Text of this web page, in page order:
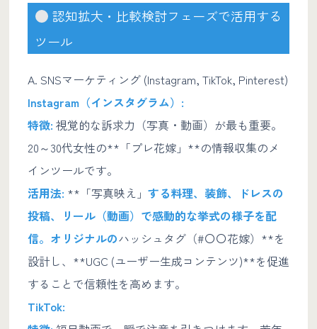
認知拡大・比較検討フェーズで活用する
ツール
A. SNSマーケティング (Instagram, TikTok, Pinterest)
Instagram（インスタグラム）:
特徴: 視覚的な訴求力（写真・動画）が最も重要。
20～30代女性の**「プレ花嫁」**の情報収集のメ
インツールです。
活用法: **「写真映え」 する料理、装飾、ドレスの
投稿、リール（動画）で感動的な挙式の様子を配
信。オリジナルのハッシュタグ（#〇〇花嫁）**を
設計し、**UGC (ユーザー生成コンテンツ)**を促進
することで信頼性を高めます。
TikTok: